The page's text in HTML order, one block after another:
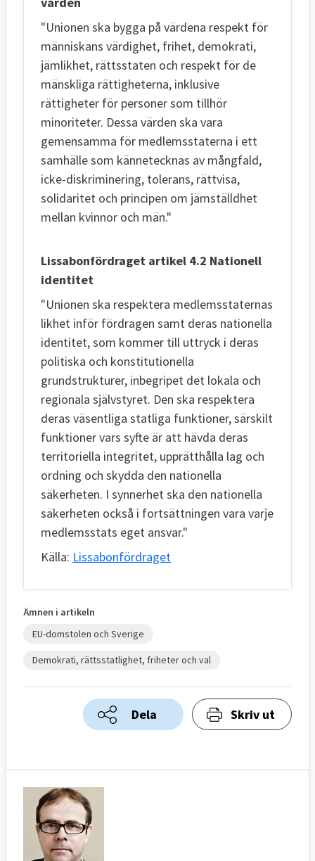
"Unionen ska bygga på värdena respekt för
människans värdighet, frihet, demokrati,
jämlikhet, rättsstaten och respekt för de
mänskliga rättigheterna, inklusive
rättigheter för personer som tillhör
minoriteter. Dessa värden ska vara
gemensamma för medlemsstaterna i ett
samhälle som kännetecknas av mångfald,
icke-diskriminering, tolerans, rättvisa,
solidaritet och principen om jämställdhet
mellan kvinnor och män."
Lissabonfördraget artikel 4.2 Nationell
identitet
"Unionen ska respektera medlemsstaternas
likhet inför fördragen samt deras nationella
identitet, som kommer till uttryck i deras
politiska och konstitutionella
grundstrukturer, inbegripet det lokala och
regionala självstyret. Den ska respektera
deras väsentliga statliga funktioner, särskilt
funktioner vars syfte är att hävda deras
territoriella integritet, upprätthålla lag och
ordning och skydda den nationella
säkerheten. I synnerhet ska den nationella
säkerheten också i fortsättningen vara varje
medlemsstats eget ansvar."
Källa: Lissabonfördraget
Ämnen i artikeln
EU-domstolen och Sverige
Demokrati, rättsstatlighet, friheter och val
Dela Skriv ut